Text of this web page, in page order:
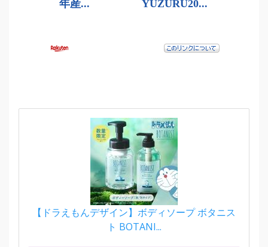
【ドラえもんデザイン】ボディソープ ボタニス
ト BOTANI...